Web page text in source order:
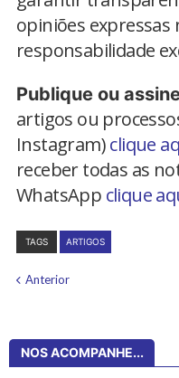
opiniões expressas
responsabilidade
Publique ou
artigos ou
Instagram)clique
receber todas as
WhatsApp clique
TAGS ARTIGOS
Anterior
NOS ACOMPANHE...